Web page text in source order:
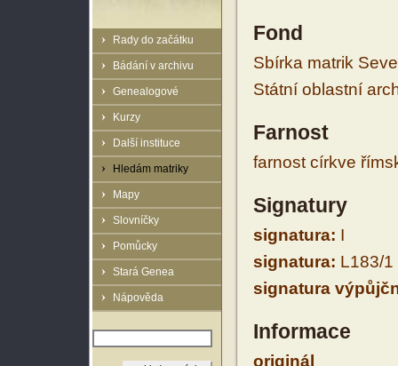
Rady do začátku
Bádání v archivu
Genealogové
Kurzy
Další instituce
Hledám matriky
Mapy
Slovníčky
Pomůcky
Stará Genea
Nápověda
Fond
Sbírka matrik
Státní oblastní
Farnost
farnost církve
Signatury
signatura: I
signatura: L183/1
signatura
Informace
originál